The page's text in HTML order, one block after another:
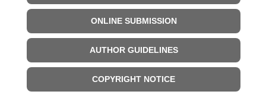
ONLINE SUBMISSION
AUTHOR GUIDELINES
COPYRIGHT NOTICE